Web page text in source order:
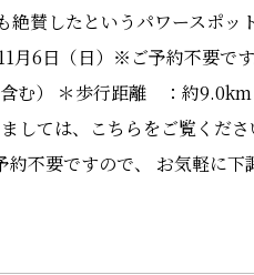
絶賛したというパワースポ
6日（日）※ご予約不要で
む） ＊歩行距離 ：約
ては、こちらをご覧くださ
約不要ですので、 お気軽に